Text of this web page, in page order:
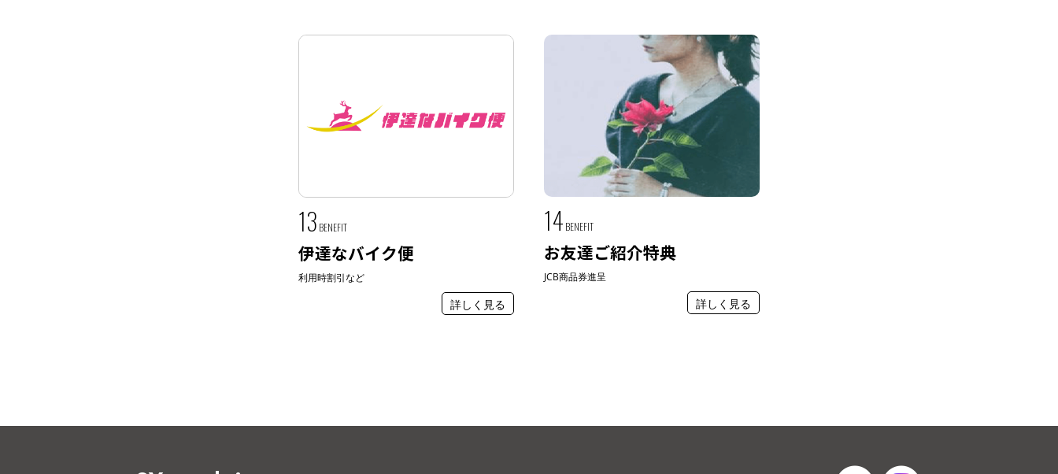
13 BENEFIT
伊達なバイク便
利用時割引など
詳しく見る
14 BENEFIT
お友達ご紹介特典
JCB商品券進呈
詳しく見る